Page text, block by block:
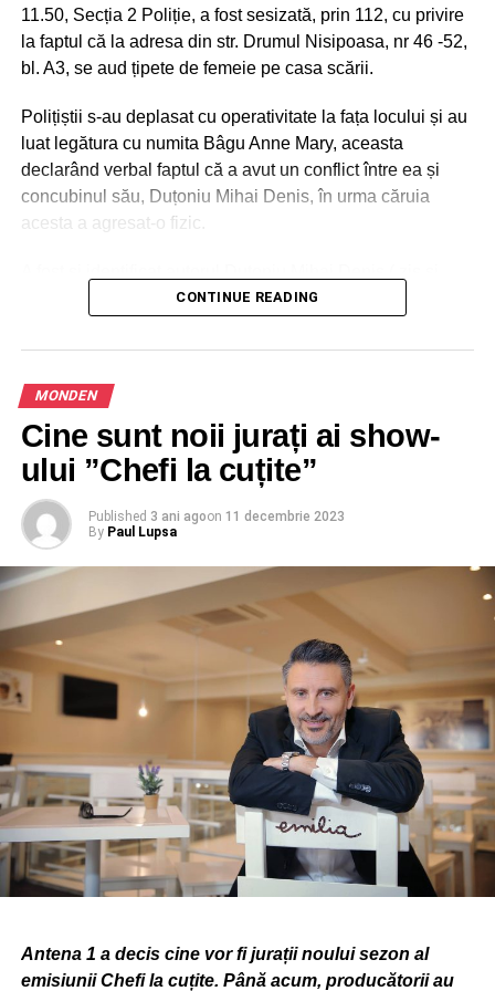
11.50, Secția 2 Poliție, a fost sesizată, prin 112, cu privire
la faptul că la adresa din str. Drumul Nisipoasa, nr 46 -52,
bl. A3, se aud țipete de femeie pe casa scării.
Polițiștii s-au deplasat cu operativitate la fața locului și au
luat legătura cu numita Bâgu Anne Mary, aceasta
declarând verbal faptul că a avut un conflict între ea și
concubinul său, Duțoniu Mihai Denis, în urma căruia
acesta a agresat-o fizic.
Yakki – cunoscut pe youtube ca fiind trapper), ambele
acordarea îngrijirilor medicale.
În urma cercetărilor s-a stabilit faptul că la data de
19.12.2023, pe fondul geloziei, persoana vătămată Bâgu
Anne Mary, a avut un conflict cu Duțoniu Mihai Denis, în
urma căruia acesta a lovit-o cu palmele peste față,
distrugând totodată mai multe bunuri din locuință.
În continuare, persoana vătămată a fugit la o vecină din
incinta blocului în care locuiește și s-a refugiat în
dormitorul acesteia.
Autorul a urmărit-o, a pătruns în apartamentul vecinei,
identificată ca fiind numita Otelea Diana, a lovit cu
picioarele în ușa dormitorului până când a cedat,
distrugând-o și ulterior a agresat din nou persoana
vătămată, lovind-o cu piciorul.
De asemenea, s-a mai stabilit faptul că, în urmă cu o zi, la
data de 18.12.2023, persoana vătămata Bâgu Anne Mary,
a mai fost agresată fizic de către autor, fiindu-i smulsă
unghia de la degetul inelar al mâinii stângi.
vătămate, de către specialiștii din cadrul INML Mina
CONTINUE READING
MONDEN
Cine sunt noii jurați ai show-
ului ”Chefi la cuțite”
Published 3 ani agoon 11 decembrie 2023
By Paul Lupsa
Antena 1 a decis cine vor fi jurații noului sezon al
emisiunii Chefi la cuțite. Până acum, producătorii au